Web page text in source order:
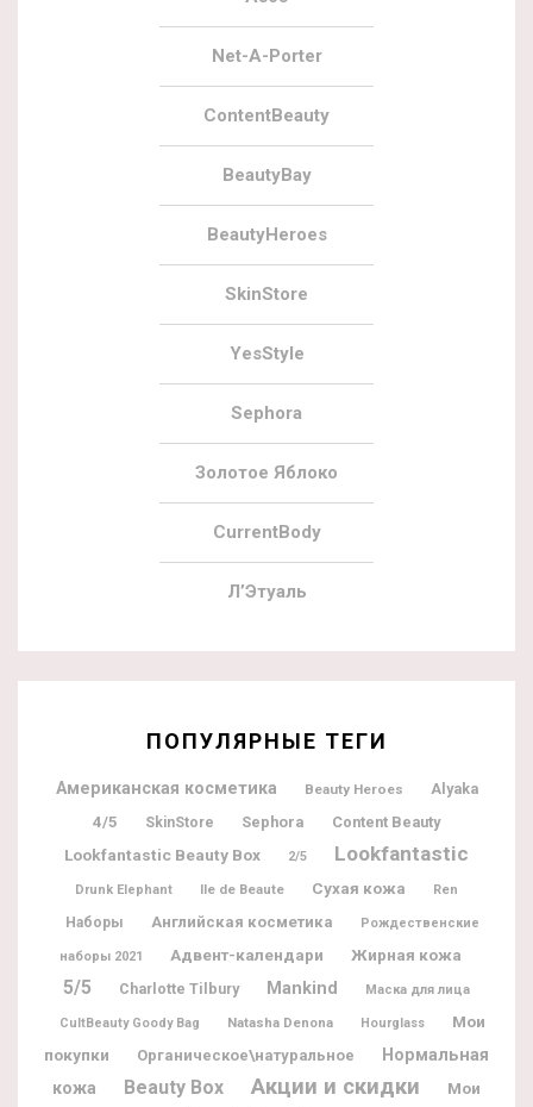
Net-A-Porter
ContentBeauty
BeautyBay
BeautyHeroes
SkinStore
YesStyle
Sephora
Золотое Яблоко
CurrentBody
Л’Этуаль
ПОПУЛЯРНЫЕ ТЕГИ
Американская косметика Beauty Heroes
Alyaka
4/5
SkinStore Sephora Content Beauty
Lookfantastic Beauty Box 2/5 Lookfantastic
Drunk Elephant Ile de Beaute Сухая кожа Ren
Наборы Английская косметика Рождественские
наборы 2021 Адвент-календари Жирная кожа
5/5 Charlotte Tilbury Mankind Маска для лица
CultBeauty Goody Bag Natasha Denona Hourglass
Мои
покупки
Органическое\натуральное
Нормальная
кожа
Beauty Box Акции и скидки
Мои